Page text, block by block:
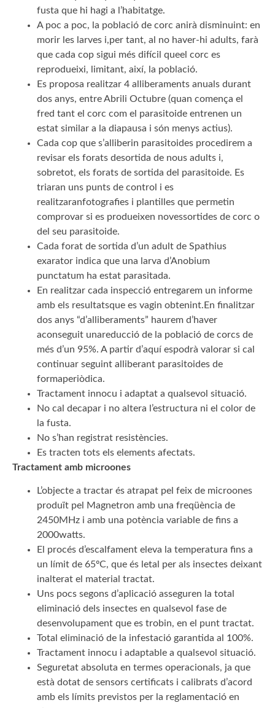
fusta que hi hagi a l’habitatge.
A poc a poc, la població de corc anirà disminuint: en
morir les larves i,per tant, al no haver-hi adults, farà
que cada cop sigui més difícil queel corc es
reprodueixi, limitant, així, la població.
Es proposa realitzar 4 alliberaments anuals durant
dos anys, entre Abrili Octubre (quan comença el
fred tant el corc com el parasitoide entrenen un
estat similar a la diapausa i són menys actius).
Cada cop que s’alliberin parasitoides procedirem a
revisar els forats desortida de nous adults i,
sobretot, els forats de sortida del parasitoide. Es
triaran uns punts de control i es
realitzaranfotografies i plantilles que permetin
comprovar si es produeixen novessortides de corc o
del seu parasitoide.
Cada forat de sortida d’un adult de Spathius
exarator indica que una larva d’Anobium
punctatum ha estat parasitada.
En realitzar cada inspecció entregarem un informe
amb els resultatsque es vagin obtenint.En finalitzar
dos anys “d’alliberaments” haurem d’haver
aconseguit unareducció de la població de corcs de
més d’un 95%. A partir d’aquí espodrà valorar si cal
continuar seguint alliberant parasitoides de
formaperiòdica.
Tractament innocu i adaptat a qualsevol situació.
No cal decapar i no altera l’estructura ni el color de
la fusta.
No s’han registrat resistències.
Es tracten tots els elements afectats.
Tractament amb microones
L’objecte a tractar és atrapat pel feix de microones
produït pel Magnetron amb una freqüència de
2450MHz i amb una potència variable de fins a
2000watts.
El procés d’escalfament eleva la temperatura fins a
un límit de 65ºC, que és letal per als insectes deixant
inalterat el material tractat.
Uns pocs segons d’aplicació asseguren la total
eliminació dels insectes en qualsevol fase de
desenvolupament que es trobin, en el punt tractat.
Total eliminació de la infestació garantida al 100%.
Tractament innocu i adaptable a qualsevol situació.
Seguretat absoluta en termes operacionals, ja que
està dotat de sensors certificats i calibrats d’acord
amb els límits previstos per la reglamentació en